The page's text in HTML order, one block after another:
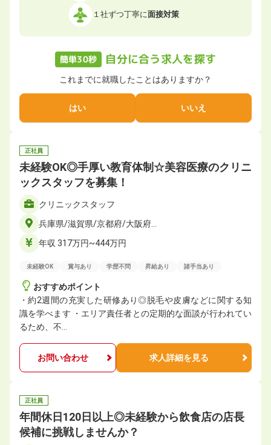
１社ずつ丁寧に面接対策
簡単30秒 自分に合う求人を探す
これまでに就職したことはありますか？
はい いいえ
正社員
未経験OK◎手厚い教育体制☆美容医療のクリニ
ックスタッフを募集！
クリニックスタッフ
兵庫県/滋賀県/京都府/大阪府…
年収 317万円~444万円
未経験OK 賞与あり 学歴不問 昇給あり 諸手当あり
おすすめポイント
・約2週間の充実した研修あり◎脱毛や皮膚などに関する知
識を学べます ・エリア責任者との定期的な面談が行われてい
るため、不…
お問い合わせ 求人詳細を見る
正社員
年間休⽇120⽇以上◎未経験から飲食店の店長
候補に挑戦しませんか？